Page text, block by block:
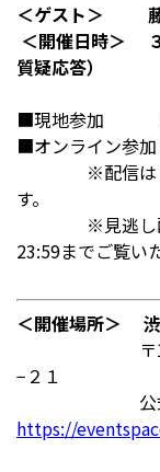
＜ゲスト＞ 藤
＜開催日時＞
質疑応答）
■現地参加
■オンライン参
※配信はリア
す。
※見逃し配信
23:59までご覧い
＜開催場所＞ 渋
〒150-0002
−２１
公式
https://